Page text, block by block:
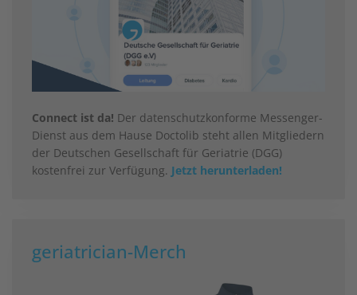
Connect ist da! Der datenschutzkonforme Messenger-
Dienst aus dem Hause Doctolib steht allen Mitgliedern
der Deutschen Gesellschaft für Geriatrie (DGG)
kostenfrei zur Verfügung. Jetzt herunterladen!
geriatrician-Merch